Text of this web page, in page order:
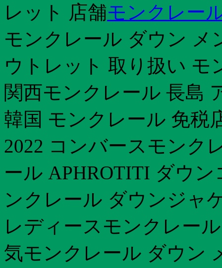
レット 店舗モンクレー
モンクレール ダウン メ
ウトレット 取り扱い モ
関西モンクレール 長島
韓国 モンクレール 免税
2022 コンバースモンク
ール APHROTITI ダウ
ンクレール ダウンジャ
レディースモンクレー
気モンクレール ダウン